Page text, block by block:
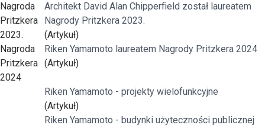
Nagroda
Pritzkera
2023.
Architekt David Alan Chipperfield został laureatem
Nagrody Pritzkera 2023.
(Artykuł)
Nagroda
Pritzkera
2024
Riken Yamamoto laureatem Nagrody Pritzkera 2024
(Artykuł)
Riken Yamamoto - projekty wielofunkcyjne
(Artykuł)
Riken Yamamoto - budynki użyteczności publicznej